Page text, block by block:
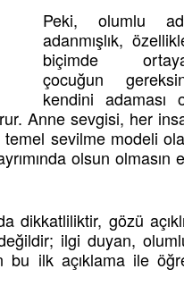
Peki, olumlu
adanmışlık,
biçimde
çocuğun
kendini
Anne sevgisi, her
sevilme modeli
olsun olmasın
dikkatliliktir, gözü
ilgi duyan, olumlu,
ilk açıklama ile